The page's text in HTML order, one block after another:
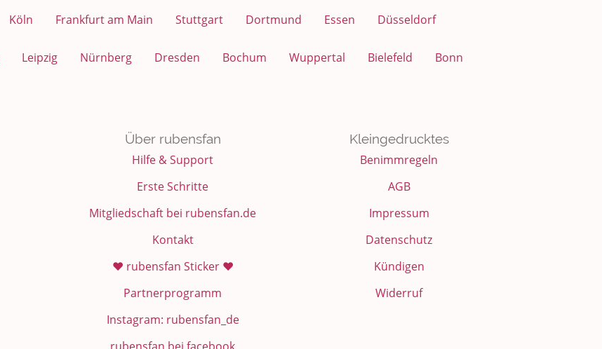
Köln Frankfurt am Main Stuttgart Dortmund Essen Düsseldorf
Leipzig Nürnberg Dresden Bochum Wuppertal Bielefeld Bonn
Über rubensfan
Hilfe & Support
Erste Schritte
Mitgliedschaft bei rubensfan.de
Kontakt
❤️ rubensfan Sticker ❤️
Partnerprogramm
Instagram: rubensfan_de
Kleingedrucktes
Benimmregeln
AGB
Impressum
Datenschutz
Kündigen
Widerruf